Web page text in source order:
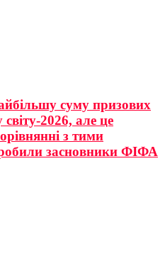
суму призових
світу-2026, але це
з тими
засновники ФІФА